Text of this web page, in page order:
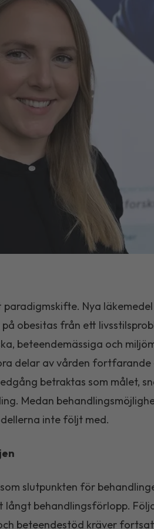
Nya
obesitas från ett
beteendemässiga och
delar av vården fortfarande
betraktas som målet,
Medan
inte följt med.
slutpunkten för
långt behandlingsförlopp.
beteendestöd kräver